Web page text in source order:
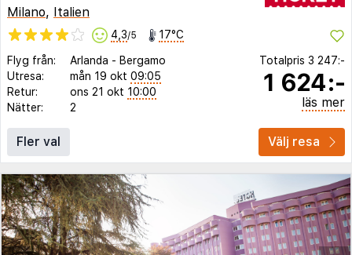
Milano, Italien
4,3/5 17°C
Flyg från: Arlanda - Bergamo
Utresa:
mån 19 okt 09:05
Retur:
ons 21 okt 10:00
Nätter:
2
Totalpris 3 247:-
1 624:-
läs mer
Fler val Välj resa